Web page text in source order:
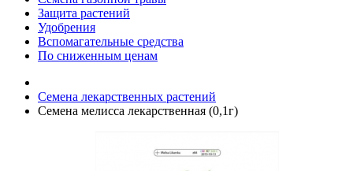
Защита растений
Удобрения
Вспомагательные средства
По сниженным ценам
Семена лекарственных растений
Семена мелисса лекарственная (0,1г)